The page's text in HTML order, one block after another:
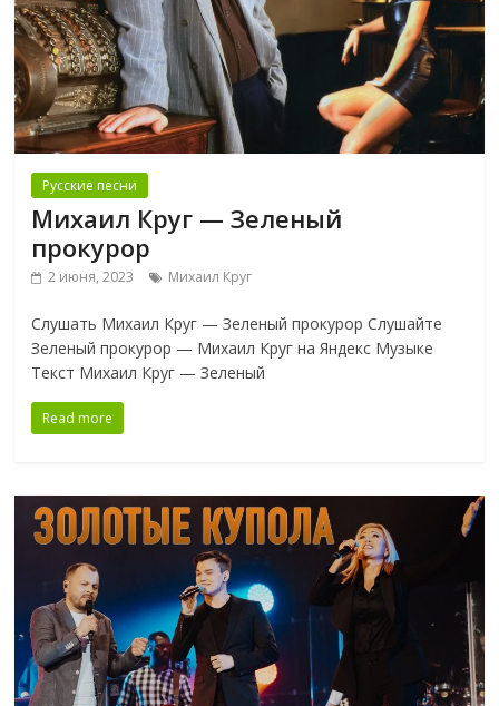
Русские песни
Михаил Круг — Зеленый
прокурор
2 июня, 2023 Михаил Круг
Слушать Михаил Круг — Зеленый прокурор Слушайте
Зеленый прокурор — Михаил Круг на Яндекс Музыке
Текст Михаил Круг — Зеленый
Read more